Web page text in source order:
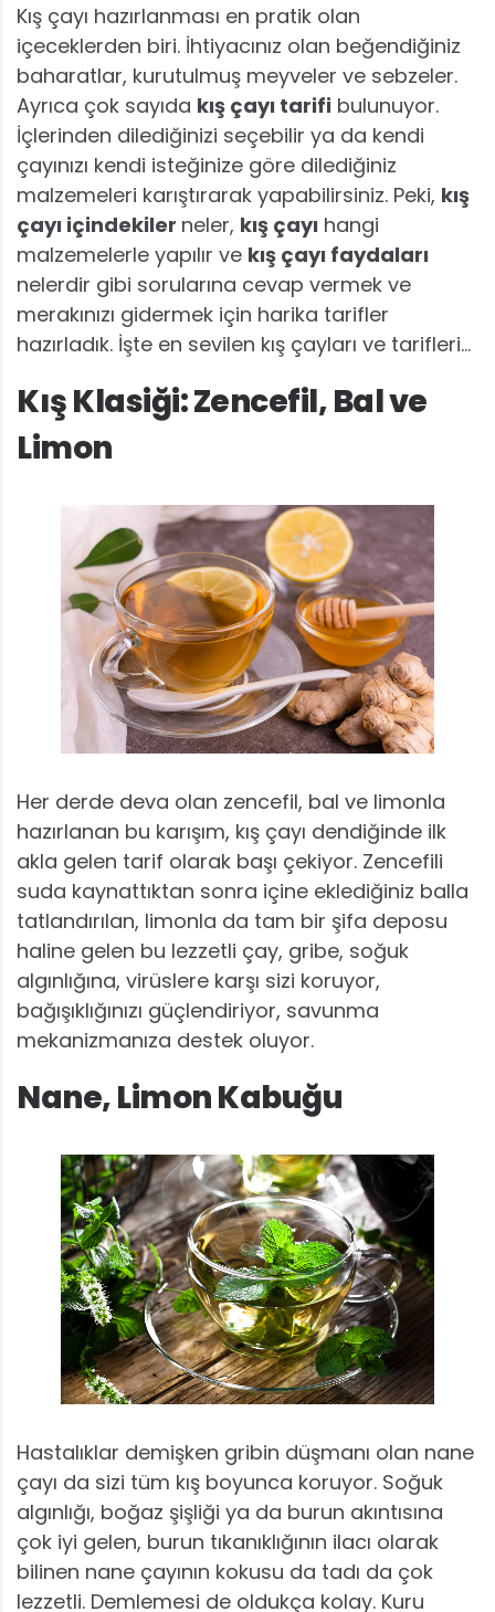
Kış çayı hazırlanması en pratik olan
içeceklerden biri. İhtiyacınız olan beğendiğiniz
baharatlar, kurutulmuş meyveler ve sebzeler.
Ayrıca çok sayıda kış çayı tarifi bulunuyor.
İçlerinden dilediğinizi seçebilir ya da kendi
çayınızı kendi isteğinize göre dilediğiniz
malzemeleri karıştırarak yapabilirsiniz. Peki, kış
çayı içindekiler neler, kış çayı hangi
malzemelerle yapılır ve kış çayı faydaları
nelerdir gibi sorularına cevap vermek ve
merakınızı gidermek için harika tarifler
hazırladık. İşte en sevilen kış çayları ve tarifleri…
Kış Klasiği: Zencefil, Bal ve
Limon
Her derde deva olan zencefil, bal ve limonla
hazırlanan bu karışım, kış çayı dendiğinde ilk
akla gelen tarif olarak başı çekiyor. Zencefili
suda kaynattıktan sonra içine eklediğiniz balla
tatlandırılan, limonla da tam bir şifa deposu
haline gelen bu lezzetli çay, gribe, soğuk
algınlığına, virüslere karşı sizi koruyor,
bağışıklığınızı güçlendiriyor, savunma
mekanizmanıza destek oluyor.
Nane, Limon Kabuğu
Hastalıklar demişken gribin düşmanı olan nane
çayı da sizi tüm kış boyunca koruyor. Soğuk
algınlığı, boğaz şişliği ya da burun akıntısına
çok iyi gelen, burun tıkanıklığının ilacı olarak
bilinen nane çayının kokusu da tadı da çok
lezzetli. Demlemesi de oldukça kolay. Kuru